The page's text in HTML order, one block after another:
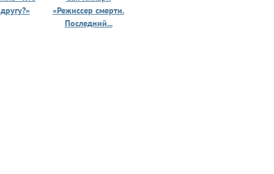
«Режиссер смерти.
Последний...